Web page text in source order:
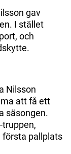
gav
I stället
och
Nilsson
att få ett
säsongen.
truppen,
första pallplats